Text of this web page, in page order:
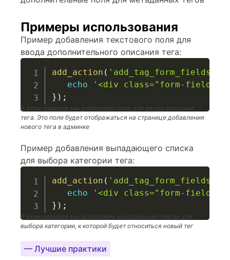
Примеры использования
Пример добавления текстового поля для
ввода дополнительного описания тега:
add_action ( 'add_tag_form_fields'
echo
'<div class="form-
} ) ;
В этом примере мы добавляем поле для ввода описания
тега. Это поле будет отображаться на странице добавления
нового тега в админке
Пример добавления выпадающего списка
для выбора категории тега:
add_action ( 'add_tag_form_fields'
echo
'<div class="form-
} ) ;
В этом примере мы добавляем выпадающий список для
выбора категории, к которой будет относиться новый тег
— Лучшие практики